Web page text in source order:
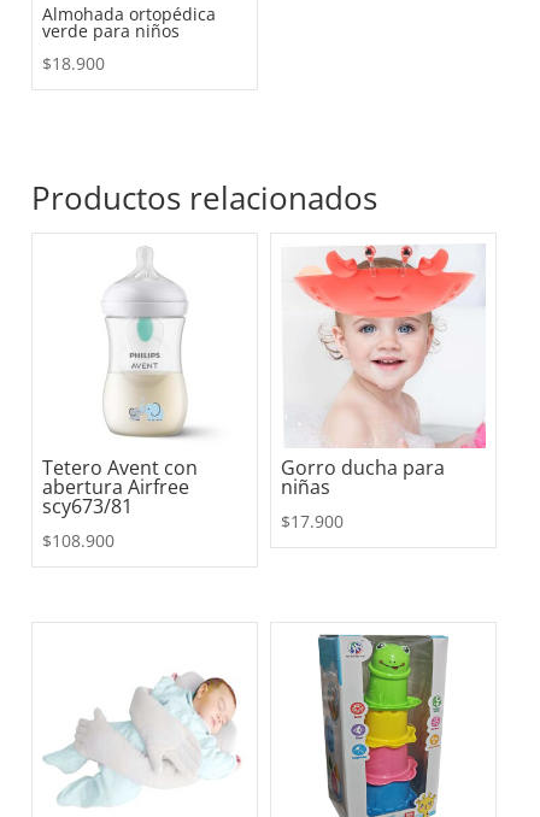
Almohada ortopédica
verde para niños
$18.900
Productos relacionados
Tetero Avent con
abertura Airfree
scy673/81
$108.900
Gorro ducha para
niñas
$17.900